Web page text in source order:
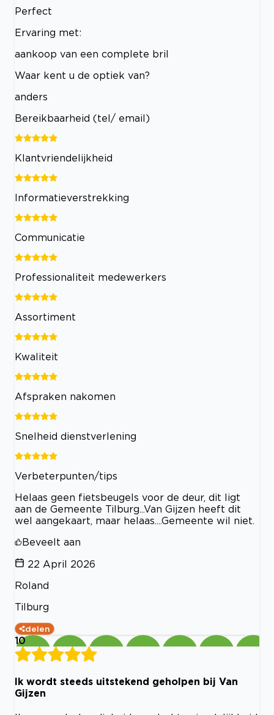
Perfect
Ervaring met:
aankoop van een complete bril
Waar kent u de optiek van?
anders
Bereikbaarheid (tel/ email)
Klantvriendelijkheid
Informatieverstrekking
Communicatie
Professionaliteit medewerkers
Assortiment
Kwaliteit
Afspraken nakomen
Snelheid dienstverlening
Verbeterpunten/tips
Helaas geen fietsbeugels voor de deur, dit ligt
aan de Gemeente Tilburg...Van Gijzen heeft dit
wel aangekaart, maar helaas....Gemeente wil niet.
Beveelt aan
22 April 2026
Roland
Tilburg
delen
10
Ik wordt steeds uitstekend geholpen bij Van
Gijzen